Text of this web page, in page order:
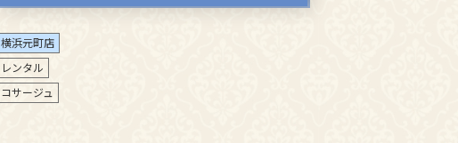
横浜元町店
レンタル
コサージュ